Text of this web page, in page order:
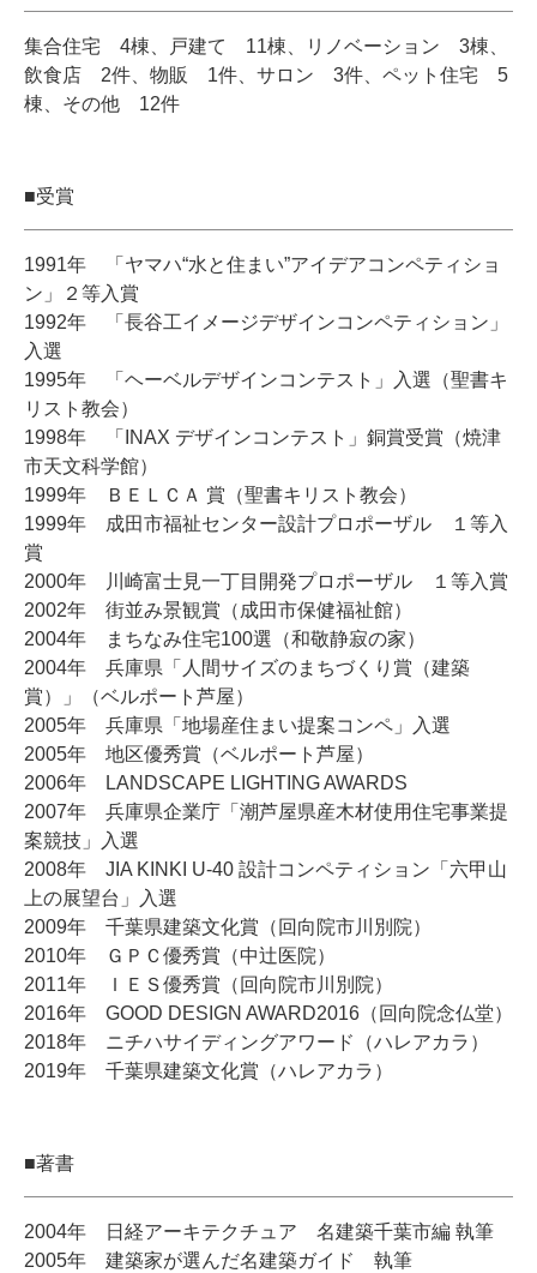
集合住宅 4棟、戸建て 11棟、リノベーション 3棟、
飲食店 2件、物販 1件、サロン 3件、ペット住宅 5
棟、その他 12件
■受賞
1991年 「ヤマハ“水と住まい”アイデアコンペティショ
ン」２等入賞
1992年 「長谷工イメージデザインコンペティション」
入選
1995年 「ヘーベルデザインコンテスト」入選（聖書キ
リスト教会）
1998年 「INAX デザインコンテスト」銅賞受賞（焼津
市天文科学館）
1999年 ＢＥＬＣＡ 賞（聖書キリスト教会）
1999年 成田市福祉センター設計プロポーザル １等入
賞
2000年 川崎富士見一丁目開発プロポーザル １等入賞
2002年 街並み景観賞（成田市保健福祉館）
2004年 まちなみ住宅100選（和敬静寂の家）
2004年 兵庫県「人間サイズのまちづくり賞（建築
賞）」（ベルポート芦屋）
2005年 兵庫県「地場産住まい提案コンペ」入選
2005年 地区優秀賞（ベルポート芦屋）
2006年 LANDSCAPE LIGHTING AWARDS
2007年 兵庫県企業庁「潮芦屋県産木材使用住宅事業提
案競技」入選
2008年 JIA KINKI U-40 設計コンペティション「六甲山
上の展望台」入選
2009年 千葉県建築文化賞（回向院市川別院）
2010年 ＧＰＣ優秀賞（中辻医院）
2011年 ＩＥＳ優秀賞（回向院市川別院）
2016年 GOOD DESIGN AWARD2016（回向院念仏堂）
2018年 ニチハサイディングアワード（ハレアカラ）
2019年 千葉県建築文化賞（ハレアカラ）
■著書
2004年 日経アーキテクチュア 名建築千葉市編 執筆
2005年 建築家が選んだ名建築ガイド 執筆